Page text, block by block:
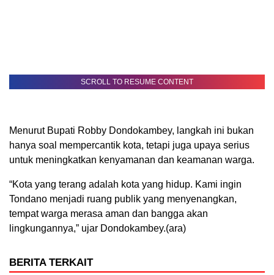
SCROLL TO RESUME CONTENT
Menurut Bupati Robby Dondokambey, langkah ini bukan
hanya soal mempercantik kota, tetapi juga upaya serius
untuk meningkatkan kenyamanan dan keamanan warga.
“Kota yang terang adalah kota yang hidup. Kami ingin
Tondano menjadi ruang publik yang menyenangkan,
tempat warga merasa aman dan bangga akan
lingkungannya,” ujar Dondokambey.(ara)
BERITA TERKAIT